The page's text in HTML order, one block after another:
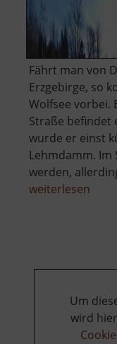
Fährt man von
Erzgebirge, so
Wolfsee vorbei.
Straße befindet
wurde er einst
Lehmdamm. Im
werden,
weiterlesen
Um
wird